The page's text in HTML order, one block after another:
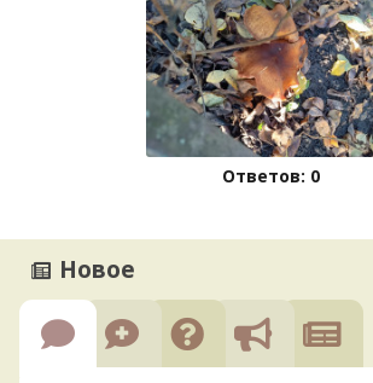
Ответов: 0
Новое